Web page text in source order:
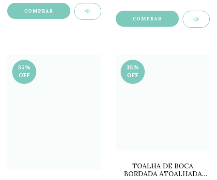
COMPRAR
COMPRAR
35%
OFF
35%
OFF
TOALHA DE BOCA
BORDADA ATOALHADA